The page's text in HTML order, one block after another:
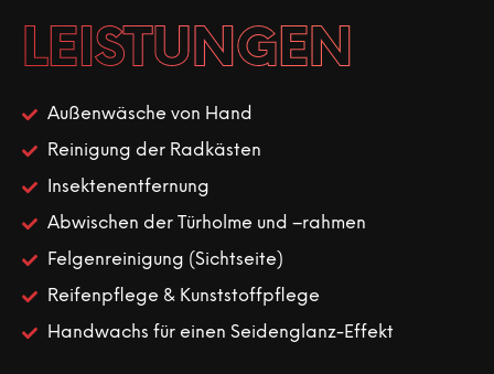
LEISTUNGEN
Außenwäsche von Hand
Reinigung der Radkästen
Insektenentfernung
Abwischen der Türholme und –rahmen
Felgenreinigung (Sichtseite)
Reifenpflege & Kunststoffpflege
Handwachs für einen Seidenglanz-Effekt